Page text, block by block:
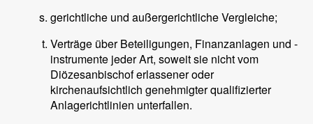
gerichtliche und außergerichtliche Vergleiche;
Verträge über Beteiligungen, Finanzanlagen und -
instrumente jeder Art, soweit sie nicht vom
Diözesanbischof erlassener oder
kirchenaufsichtlich genehmigter qualifizierter
Anlagerichtlinien unterfallen.